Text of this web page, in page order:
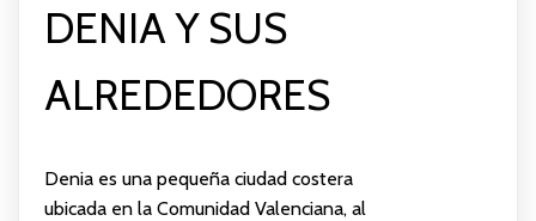
DENIA Y SUS
ALREDEDORES
Denia es una pequeña ciudad costera
ubicada en la Comunidad Valenciana, al